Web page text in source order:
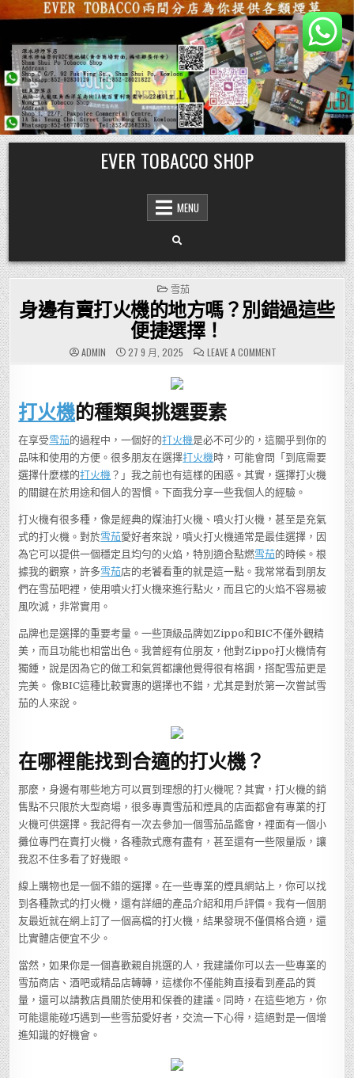
Skip
to
content
EVER TOBACCO SHOP
MENU
POSTED
IN
雪茄
身邊有賣打火機的地方嗎？別錯過這些
便捷選擇！
ADMIN 27 9 月, 2025 LEAVE A COMMENT
身
地
方
嗎？
錯
過
這
便
捷
選
擇！
打火機的種類與挑選要素
在享受雪茄的過程中，一個好的打火機是必不可少的，這關乎到你的
品味和使用的方便。很多朋友在選擇打火機時，可能會問「到底需要
選擇什麼樣的打火機 ？」我之前也有這樣的困惑。其實，選擇打火機
的關鍵在於用途和個人的習慣。下面我分享一些我個人的經驗。
打火機有很多種，像是經典的煤油打火機、噴火打火機，甚至是充氣
式的打火機。對於雪茄愛好者來說，噴火打火機通常是最佳選擇，因
為它可以提供一個穩定且均勻的火焰，特別適合點燃雪茄的時候。根
據我的觀察，許多雪茄店的老饕看重的就是這一點。我常常看到朋友
們在雪茄吧裡，使用噴火打火機來進行點火，而且它的火焰不容易被
風吹滅，非常實用。
品牌也是選擇的重要考量。一些頂級品牌如Zippo和BIC不僅外觀精
美，而且功能也相當出色。我曾經有位朋友，他對Zippo打火機情有
獨鍾，說是因為它的做工和氣質都讓他覺得很有格調，搭配雪茄更是
完美。 像BIC這種比較實惠的選擇也不錯，尤其是對於第一次嘗試雪
茄的人來說。
在哪裡能找到合適的打火機？
那麼，身邊有哪些地方可以買到理想的打火機呢？其實，打火機的銷
售點不只限於大型商場，很多專賣雪茄和煙具的店面都會有專業的打
火機可供選擇。我記得有一次去參加一個雪茄品鑑會，裡面有一個小
攤位專門在賣打火機，各種款式應有盡有，甚至還有一些限量版，讓
我忍不住多看了好幾眼。
線上購物也是一個不錯的選擇。在一些專業的煙具網站上，你可以找
到各種款式的打火機，還有詳細的產品介紹和用戶評價。我有一個朋
友最近就在網上訂了一個高檔的打火機，結果發現不僅價格合適，還
比實體店便宜不少。
當然，如果你是一個喜歡親自挑選的人，我建議你可以去一些專業的
雪茄商店、酒吧或精品店轉轉，這樣你不僅能夠直接看到產品的質
量，還可以請教店員關於使用和保養的建議。同時，在這些地方，你
可能還能碰巧遇到一些雪茄愛好者，交流一下心得，這絕對是一個增
進知識的好機會。